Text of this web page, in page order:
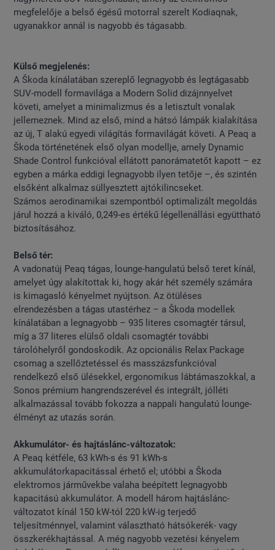
megfelelője a belső égésű motorral szerelt Kodiaqnak,
ugyanakkor annál is nagyobb és tágasabb.
Külső megjelenés:
A Škoda kínálatában szereplő legnagyobb és legtágasabb
SUV-modell formavilága a Modern Solid dizájnnyelvet
követi, amelyet a minimalizmus és a letisztult vonalak
jellemeznek. Mind az első, mind a hátsó lámpák kialakítása
az új, T alakú egyedi világítás formavilágát követi. A Peaq a
Škoda történetének első olyan modellje, amely Dynamic
Shade Control funkcióval ellátott panorámatetőt kapott – ez
egyben a márka eddigi legnagyobb ilyen tetője –, és szintén
elsőként alkalmaz süllyesztett ajtókilincseket.
Számos aerodinamikai szempontból optimalizált megoldás
járul hozzá a kiváló, 0,249-es értékű légellenállási együttható
biztosításához.
Belső tér:
A vadonatúj Peaq tágas, lounge-hangulatú belső teret kínál,
amelyet úgy alakítottak ki, hogy akár hét személy számára
is kimagasló kényelmet nyújtson. Az ötüléses
elrendezésben a tágas utastérhez – a Škoda modellek
kínálatában a legnagyobb – 935 literes csomagtér társul,
míg a 37 literes elülső oldali csomagtér további
tárolóhelyről gondoskodik. Az opcionális Relax Package
csomag a szellőztetéssel és masszázsfunkcióval
rendelkező első ülésekkel, ergonomikus lábtámaszokkal, a
Sonos prémium hangrendszerével és integrált, jólléti
alkalmazással tovább fokozza a nappali hangulatú lounge-
élményt az utazás során.
Akkumulátor- és hajtáslánc-változatok:
A Peaq kétféle, 63 kWh-s és 91 kWh-s
akkumulátorkapacitással érhető el; utóbbi a Škoda
elektromos járművekbe valaha beépített legnagyobb
kapacitású akkumulátor. A modell három hajtáslánc-
változatot kínál 150 kW-tól 220 kW-ig terjedő
teljesítménnyel, valamint választható hátsókerék- vagy
összkerékhajtással. A még nagyobb vezetési kényelem